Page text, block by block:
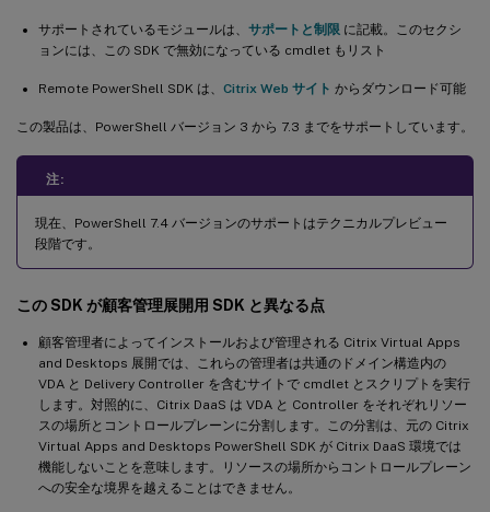
サポートされているモジュールは、 サポートと制限 に記載。このセクシ
ョンには、この SDK で無効になっている cmdlet もリスト
Remote PowerShell SDK は、 Citrix Web サイト からダウンロード可能
この製品は、PowerShell バージョン 3 から 7.3 までをサポートしています。
注:
現在、PowerShell 7.4 バージョンのサポートはテクニカルプレビュー
段階です。
この SDK が顧客管理展開用 SDK と異なる点
顧客管理者によってインストールおよび管理される Citrix Virtual Apps
and Desktops 展開では、これらの管理者は共通のドメイン構造内の
VDA と Delivery Controller を含むサイトで cmdlet とスクリプトを実行
します。対照的に、Citrix DaaS は VDA と Controller をそれぞれリソー
スの場所とコントロールプレーンに分割します。この分割は、元の Citrix
Virtual Apps and Desktops PowerShell SDK が Citrix DaaS 環境では
機能しないことを意味します。リソースの場所からコントロールプレーン
への安全な境界を越えることはできません。